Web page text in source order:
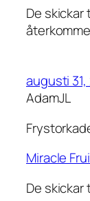
De skickar
augusti
AdamJL
Miracle
De skickar